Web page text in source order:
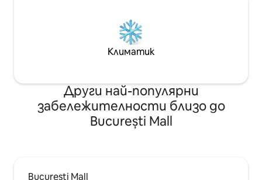
Климатик
Други най-популярни
забележителности близо до
București Mall
București Mall